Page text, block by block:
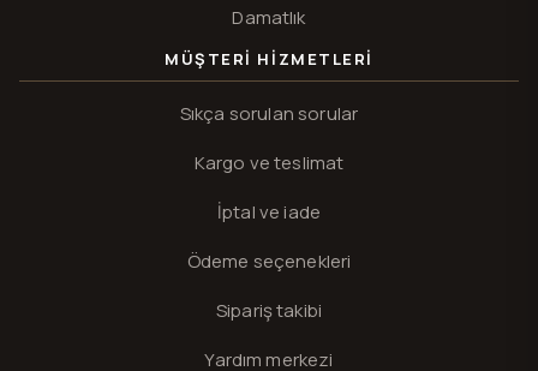
Damatlık
MÜŞTERI HIZMETLERI
Sıkça sorulan sorular
Kargo ve teslimat
İptal ve iade
Ödeme seçenekleri
Sipariş takibi
Yardım merkezi